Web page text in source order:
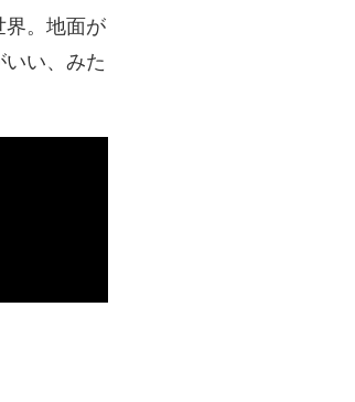
界。地面が
い、みた